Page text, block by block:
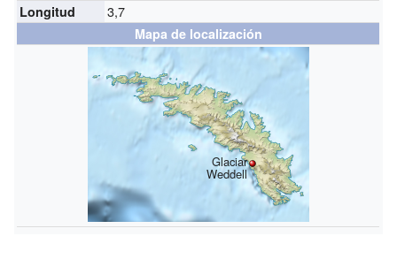
Longitud 3,7
Mapa de localización
Glaciar
Weddell